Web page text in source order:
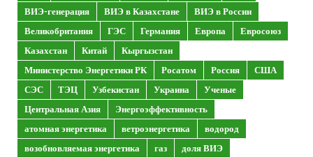
ВИЭ-генерация
ВИЭ в Казахстане
ВИЭ в России
Великобритания
ГЭС Германия Европа
Евросоюз
Казахстан
Китай
Кыргызстан
Министерство Энергетики РК
Росатом Россия
США
СЭС
ТЭЦ Узбекистан Украина
Ученые
Центральная Азия
Энергоэффективность
атомная энергетика
ветроэнергетика
водород
возобновляемая энергетика
газ
доля ВИЭ